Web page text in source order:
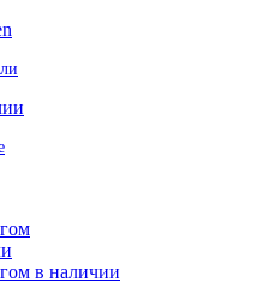
в наличии